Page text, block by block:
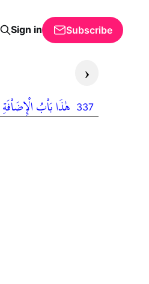
Sign in Subscribe
‹
337 هٰذَا بَاْبُ